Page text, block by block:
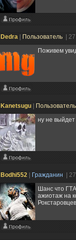
Dedra Пользователь
|
Поживем
Kanetsugu
ну не
Bodhi552 Гражданин
|
Шанс что
ажиотаж на